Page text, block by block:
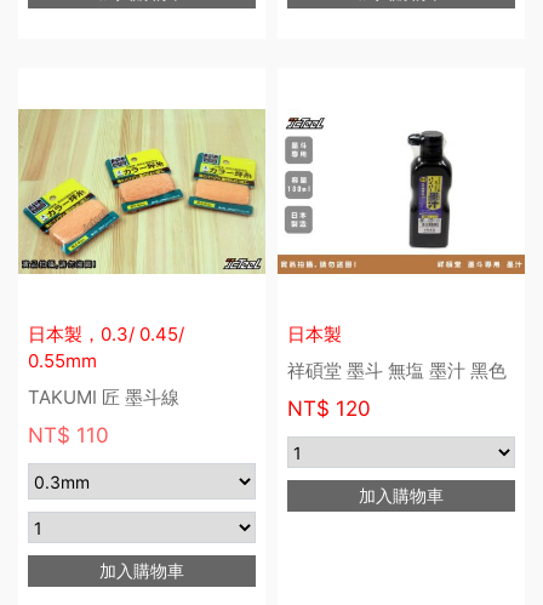
日本製，0.3/ 0.45/
0.55mm
TAKUMI 匠 墨斗線
NT$ 110
加入購物車
日本製
祥碩堂 墨斗 無塩 墨汁 黑色
NT$ 120
加入購物車